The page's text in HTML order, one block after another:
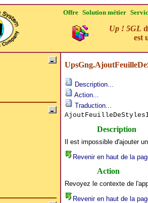
Offre Solution métier
Up ! 5GL
est
Description...
Action...
Traduction...
Description
Il est impossible d'ajouter
Revenir en haut de la
Action
Revoyez le contexte de
Revenir en haut de la